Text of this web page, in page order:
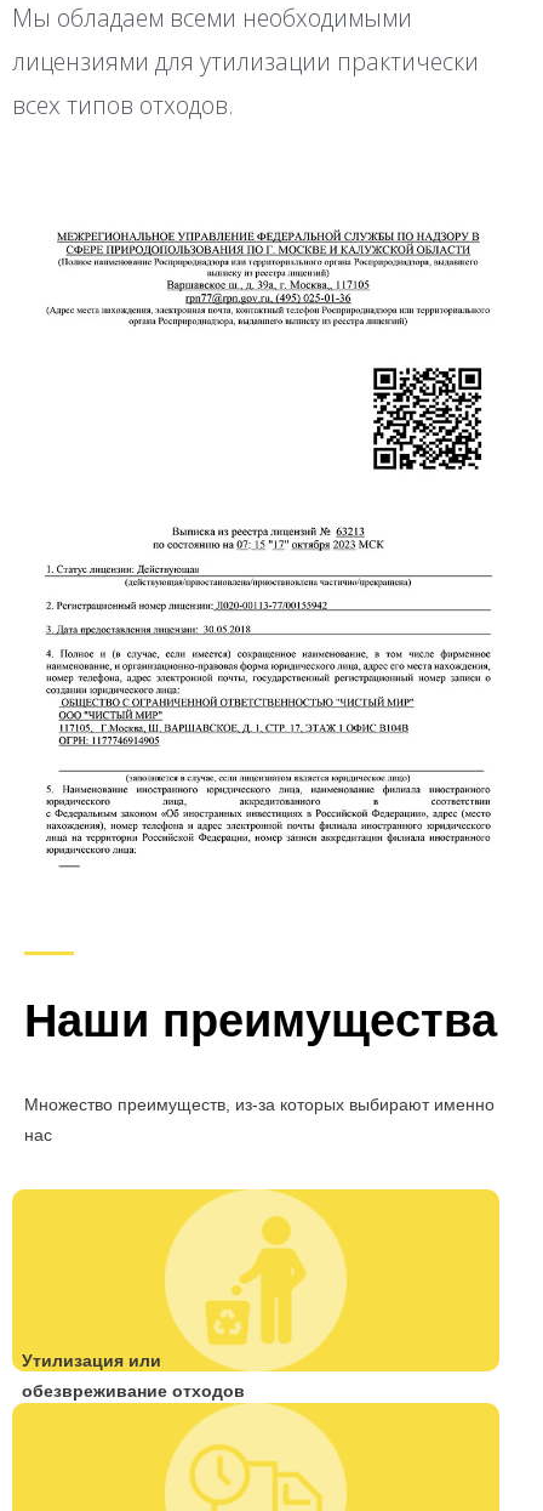
Мы обладаем всеми необходимыми
лицензиями для утилизации практически
всех типов отходов.
Утилизация или
обезвреживание отходов
Наши преимущества
Множество преимуществ, из-за которых выбирают именно
нас